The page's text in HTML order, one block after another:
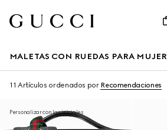
MALETAS CON RUEDAS PARA MUJER
11 Artículos ordenados por Recomendaciones
Personalizar con las iniciales